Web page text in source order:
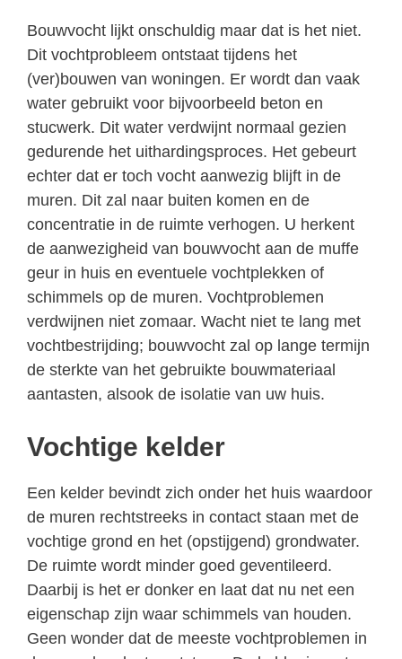
Bouwvocht lijkt onschuldig maar dat is het niet.
Dit vochtprobleem ontstaat tijdens het
(ver)bouwen van woningen. Er wordt dan vaak
water gebruikt voor bijvoorbeeld beton en
stucwerk. Dit water verdwijnt normaal gezien
gedurende het uithardingsproces. Het gebeurt
echter dat er toch vocht aanwezig blijft in de
muren. Dit zal naar buiten komen en de
concentratie in de ruimte verhogen. U herkent
de aanwezigheid van bouwvocht aan de muffe
geur in huis en eventuele vochtplekken of
schimmels op de muren. Vochtproblemen
verdwijnen niet zomaar. Wacht niet te lang met
vochtbestrijding; bouwvocht zal op lange termijn
de sterkte van het gebruikte bouwmateriaal
aantasten, alsook de isolatie van uw huis.
Vochtige kelder
Een kelder bevindt zich onder het huis waardoor
de muren rechtstreeks in contact staan met de
vochtige grond en het (opstijgend) grondwater.
De ruimte wordt minder goed geventileerd.
Daarbij is het er donker en laat dat nu net een
eigenschap zijn waar schimmels van houden.
Geen wonder dat de meeste vochtproblemen in